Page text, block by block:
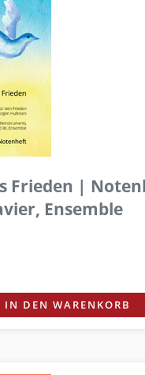
Frieden |
Ensemble
IN DEN WARENKORB